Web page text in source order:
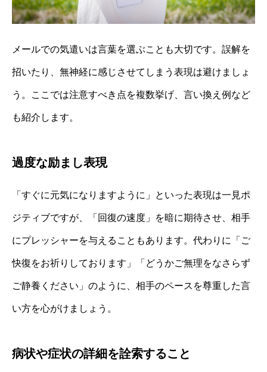
メールでの気遣いは言葉を選ぶことも大切です。誤解を
招いたり、無神経に感じさせてしまう表現は避けましょ
う。ここでは注意すべき点を複数挙げ、言い換え例など
も紹介します。
過度な励まし表現
「すぐに元気になりますように」といった表現は一見ポ
ジティブですが、「回復の速度」を暗に期待させ、相手
にプレッシャーを与えることもあります。代わりに「ご
快復をお祈りしております」「どうかご無理をなさらず
ご静養ください」のように、相手のペースを尊重した言
い方を心がけましょう。
病状や症状の詳細を詮索すること